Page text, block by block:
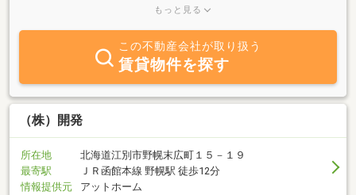
等、様々な事情によるご相談を承っております。是非、江別の不動
心よりお待ちしております！！
もっと見る
この不動産会社が取り扱う
賃貸物件を探す
（株）開発
所在地
北海道江別市野幌末広町１５－１９
最寄駅
ＪＲ函館本線 野幌駅 徒歩12分
情報提供元
アットホーム